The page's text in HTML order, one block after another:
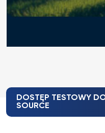
DOSTĘP TESTOWY
SOURCE